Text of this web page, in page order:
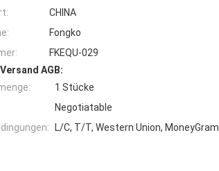
CHINA
Fongko
FKEQU-029
AGB:
1 Stücke
Negotiatable
L/C, T/T, Western Union, MoneyGram